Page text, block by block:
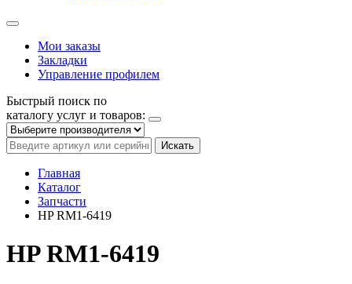
Мои заказы
Закладки
Управление профилем
Быстрый поиск по
каталогу услуг и товаров:
Искать
Главная
Каталог
Запчасти
HP RM1-6419
HP RM1-6419